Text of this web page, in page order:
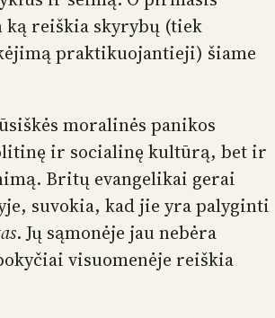
ką reiškia skyrybų (tiek
praktikuojantieji) šiame
moralinės panikos
ir socialinę kultūrą, bet ir
Britų evangelikai gerai
suvokia, kad jie yra palyginti
. Jų sąmonėje jau nebėra
visuomenėje reiškia